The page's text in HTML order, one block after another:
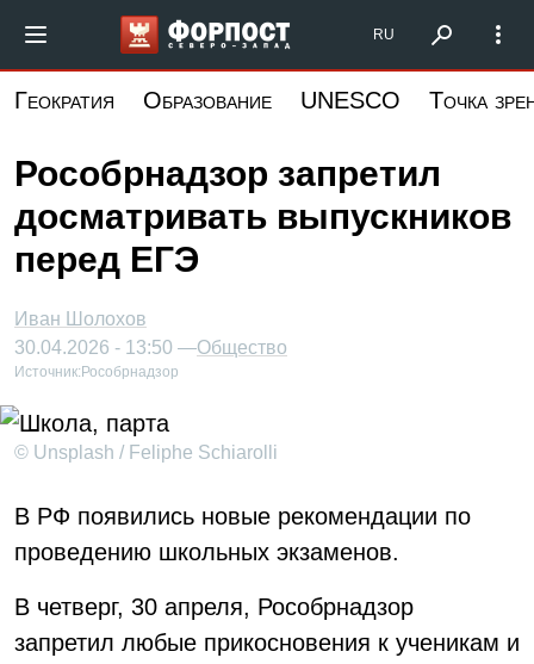
основному
Форпост Северо-Запад
RU
Геократия Образование UNESCO Точка
Рособрнадзор запретил
досматривать выпускников
перед ЕГЭ
Иван Шолохов
30.04.2026 - 13:50 —Общество
Источник: Рособрнадзор
© Unsplash / Feliphe Schiarolli
В РФ появились новые рекомендации по
проведению школьных экзаменов.
В четверг, 30 апреля, Рособрнадзор
запретил любые прикосновения к ученикам и